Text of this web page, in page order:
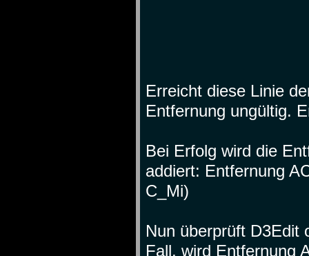
Erreicht diese Linie
Entfernung ungültig.
Bei Erfolg wird die
addiert: Entfernung
C_Mi)
Nun überprüft D3Edit
Fall, wird Entfernung